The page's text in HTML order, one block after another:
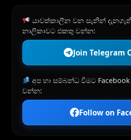
යාවත්කාලීන වන සැනින්
නාලිකාවට එකතු වන්න:
Join Telegram
අප හා සම්බන්ධ වීමට
වන්න:
Follow on